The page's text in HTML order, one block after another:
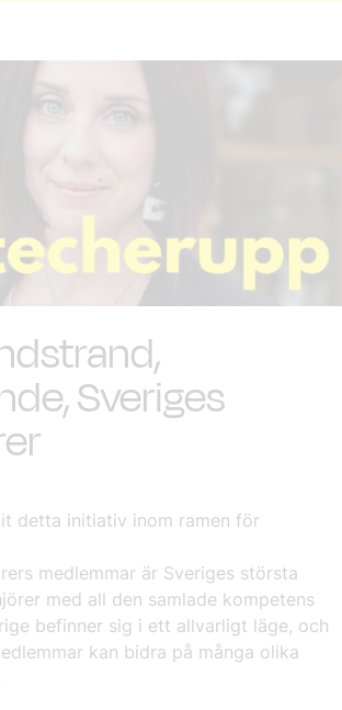
Sveriges
detta initiativ inom ramen för
medlemmar är Sveriges största
med all den samlade kompetens
befinner sig i ett allvarligt läge, och
kan bidra på många olika